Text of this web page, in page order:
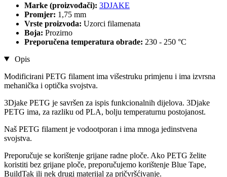
Marke (proizvođači): 3DJAKE
Promjer: 1,75 mm
Vrste proizvoda: Uzorci filamenata
Boja: Prozirno
Preporučena temperatura obrade: 230 - 250 °C
Opis
Modificirani PETG filament ima višestruku primjenu i ima izvrsna
mehanička i optička svojstva.
3Djake PETG je savršen za ispis funkcionalnih dijelova. 3Djake
PETG ima, za razliku od PLA, bolju temperaturnu postojanost.
Naš PETG filament je vodootporan i ima mnoga jedinstvena
svojstva.
Preporučuje se korištenje grijane radne ploče. Ako PETG želite
koristiti bez grijane ploče, preporučujemo korištenje Blue Tape,
BuildTak ili nek drugi materijal za pričvršćivanje.